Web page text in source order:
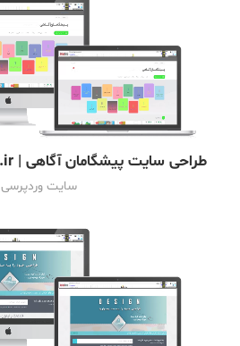
طراحی سایت پیشگامان آگاهی | PishgamaneAgahi.ir
سایت وردپرسی